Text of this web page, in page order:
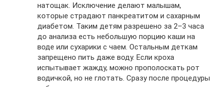
натощак. Исключение делают малышам,
которые страдают панкреатитом и сахарным
диабетом. Таким детям разрешено за 2–3 часа
до анализа есть небольшую порцию каши на
воде или сухарики с чаем. Остальным деткам
запрещено пить даже воду. Если кроха
испытывает жажду, можно прополоскать рот
водичкой, но не глотать. Сразу после процедуры